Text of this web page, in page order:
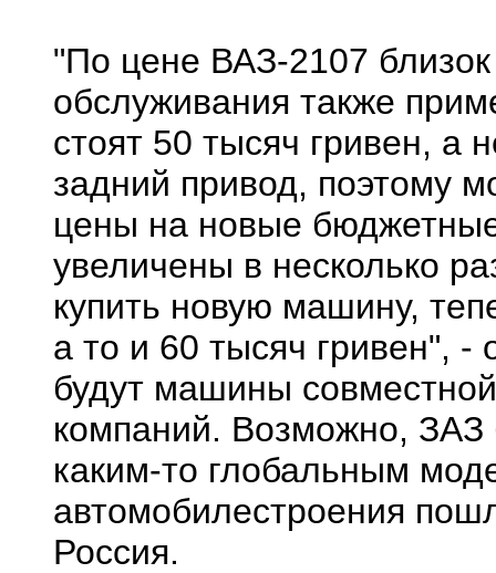
"По цене ВАЗ-2107
обслуживания также
стоят 50 тысяч гривен, а
задний привод, поэтому
цены на новые
увеличены в несколько
купить новую машину,
а то и 60 тысяч гривен",
будут машины
компаний. Возможно, ЗАЗ
каким-то глобальным
автомобилестроения
Россия.